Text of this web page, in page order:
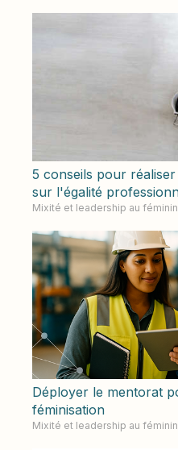
5 conseils pour
sur l'égalité
Mixité et leadership au féminin
Déployer le mentorat
féminisation
Mixité et leadership au féminin